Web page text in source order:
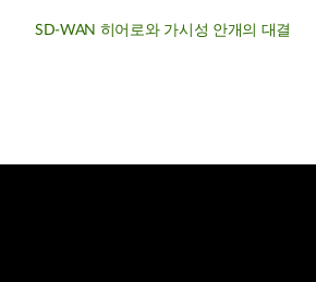
SD-WAN 히어로와 가시성 안개의 대결